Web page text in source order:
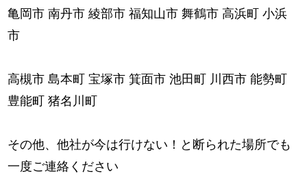
亀岡市 南丹市 綾部市 福知山市 舞鶴市 高浜町 小浜
市
高槻市 島本町 宝塚市 箕面市 池田町 川西市 能勢町
豊能町 猪名川町
その他、他社が今は行けない！と断られた場所でも
一度ご連絡ください